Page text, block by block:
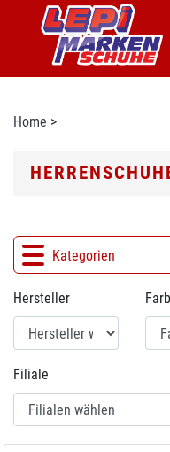
Home >
Kategorien
Hersteller
Filiale